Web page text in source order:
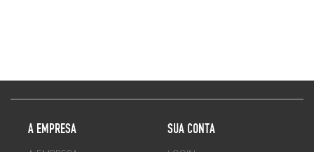
A EMPRESA SUA CONTA